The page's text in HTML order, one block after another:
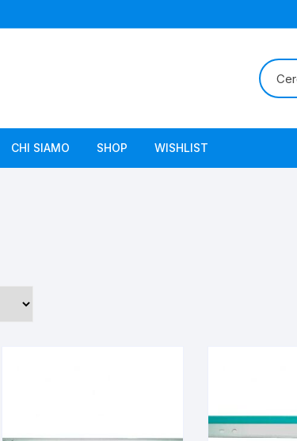
CHI SIAMO SHOP WISHLIST